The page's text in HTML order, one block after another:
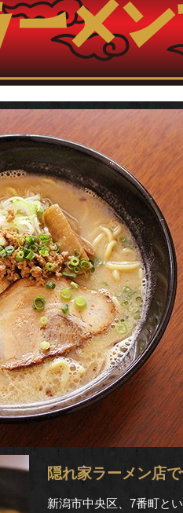
隠れ家ラーメン店
新潟市中央区、7番町と